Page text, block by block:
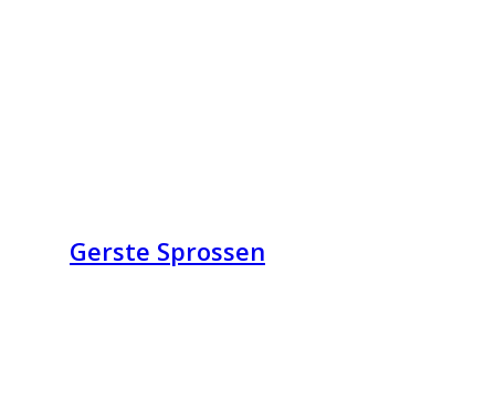
Gerste Sprossen